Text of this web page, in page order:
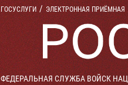
ГОСУСЛУГИ ЭЛЕКТРОННАЯ ПРИЁМНАЯ
ФЕДЕРАЛЬНАЯ СЛУЖБА ВОЙСК